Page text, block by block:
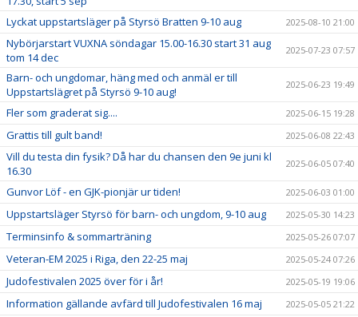
Lyckat uppstartsläger på Styrsö Bratten 9-10 aug 2025-08-10 21:00
Nybörjarstart VUXNA söndagar 15.00-16.30 start 31 aug
tom 14 dec
2025-07-23 07:57
Barn- och ungdomar, häng med och anmäl er till
Uppstartslägret på Styrsö 9-10 aug!
2025-06-23 19:49
Fler som graderat sig.... 2025-06-15 19:28
Grattis till gult band! 2025-06-08 22:43
Vill du testa din fysik? Då har du chansen den 9e juni kl
16.30
2025-06-05 07:40
Gunvor Löf - en GJK-pionjär ur tiden! 2025-06-03 01:00
Uppstartsläger Styrsö för barn- och ungdom, 9-10 aug 2025-05-30 14:23
Terminsinfo & sommarträning 2025-05-26 07:07
Veteran-EM 2025 i Riga, den 22-25 maj 2025-05-24 07:26
Judofestivalen 2025 över för i år! 2025-05-19 19:06
Information gällande avfärd till Judofestivalen 16 maj 2025-05-05 21:22